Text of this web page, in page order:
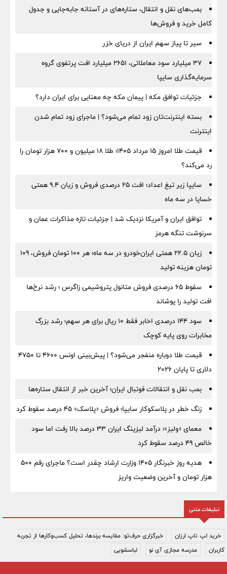
بمب‌های نقل و انتقال، ستاره‌های در آستانه جابه‌جایی و جدول
کامل خرید و فروش‌ها
سیر تا پیاز سهم ایران از دریای خزر
۳۷ میلیارد سود معاملاتی، ۲۶۵۱ میلیارد افت پرتفوی گروه
سرمایه‌گذاری سایپا
جزئیات توافق مکه | پیمان مکه چه معنایی برای ایران دارد؟
بسته اینترنت‌تان زود تمام می‌شود؟ | ماجرای زود تمام شدن
اینترنت
قیمت طلا امروز ۱۵ مرداد ۱۴۰۵؛ طلا ۱۸ میلیون و ۷۰۰ هزار تومان را
رد می‌کند؟
سایپا زیر تیغ اعداد؛ افت ۲۵ درصدی فروش و زیان ۹.۴ همتی
خساپا در سه ماه
توافق ایران و آمریکا نزدیک شد | جزئیات تازه مذاکرات عمان و
سرنوشت تنگه هرمز
زیان ۲۲.۵ همتی ایران‌خودرو در سه ماه؛ هر ۱۰۰ تومان فروش، ۱۰۹
تومان هزینه تولید
سقوط ۶۵ درصدی فروش متانول پتروشیمی زاگرس ؛ رشد نرخ‌ها
افت تولید را پوشاند
سود ۱۴۴ درصدی اخابر فقط ۱۰ ریال برای هر سهم؛ رشد بزرگ
مخابرات روی پایه کوچک
قیمت طلا دوباره منفجر می‌شود؟ | پیش‌بینی اونس ۴۶۰۰ تا ۴۷۵۰
دلاری تا پایان ۲۰۲۶
بمب نقل‌ و انتقالات فوتبال ایران؛ آخرین خبر از انتقال ستاره‌ها
زنگ خطر در پلاسکوکار سایپا؛ فروش «پلاسک» ۴۵ درصد سقوط کرد
معمای «ولیز»؛ درآمد لیزینگ ایران ۳۳ درصد بالا رفت اما سود
خالص ۴۹ درصد سقوط کرد
هدیه روز خبرنگار ۱۴۰۵ وزارت ارشاد چقدر است؟ ماجرای رقم ۵۰۰
هزار تومان و آخرین وضعیت واریز
تبلیغات متنی
خرید لپ تاپ ارزان
خبرگزاری حرف‌تو: مقایسه برندها، تحلیل کسب‌وکارها از تجربه
کاربران
مدرسه مجازی آی نو لباسشویی